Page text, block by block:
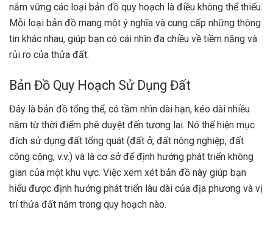
nắm vững các loại bản đồ quy hoạch là điều không thể thiếu.
Mỗi loại bản đồ mang một ý nghĩa và cung cấp những thông
tin khác nhau, giúp bạn có cái nhìn đa chiều về tiềm năng và
rủi ro của thửa đất.
Bản Đồ Quy Hoạch Sử Dụng Đất
Đây là bản đồ tổng thể, có tầm nhìn dài hạn, kéo dài nhiều
năm từ thời điểm phê duyệt đến tương lai. Nó thể hiện mục
đích sử dụng đất tổng quát (đất ở, đất nông nghiệp, đất
công cộng, v.v.) và là cơ sở để định hướng phát triển không
gian của một khu vực. Việc xem xét bản đồ này giúp bạn
hiểu được định hướng phát triển lâu dài của địa phương và vị
trí thửa đất nằm trong quy hoạch nào.